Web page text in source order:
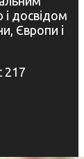
досвідом
Європи і
217